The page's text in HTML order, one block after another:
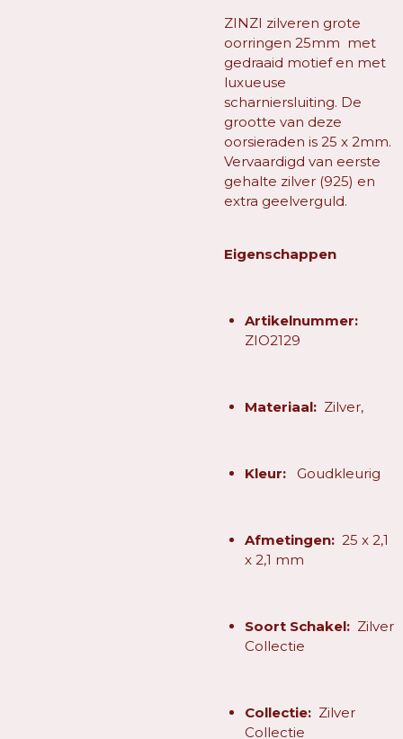
ZINZI zilveren grote
oorringen 25mm met
gedraaid motief en met
luxueuse
scharniersluiting. De
grootte van deze
oorsieraden is 25 x 2mm.
Vervaardigd van eerste
gehalte zilver (925) en
extra geelverguld.
Eigenschappen
Artikelnummer:
ZIO2129
Materiaal: Zilver,
Kleur:Goudkleurig
Afmetingen: 25 x 2,1
x 2,1 mm
Soort Schakel: Zilver
Collectie
Collectie: Zilver
Collectie